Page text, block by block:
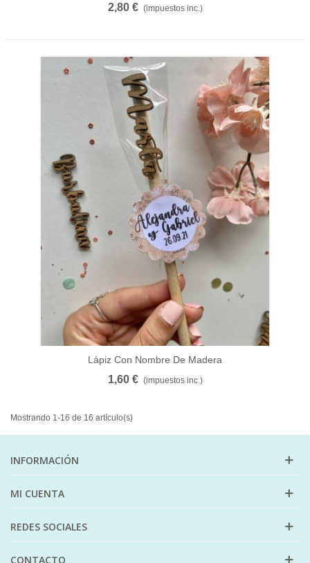
2,80 € (impuestos inc.)
Lápiz Con Nombre De Madera
1,60 € (impuestos inc.)
Mostrando 1-16 de 16 artículo(s)
INFORMACIÓN
MI CUENTA
REDES SOCIALES
CONTACTO